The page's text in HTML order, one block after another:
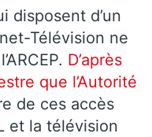
disposent d’un
Télévision ne
D’après
que l’Autorité
de ces accès
et la télévision